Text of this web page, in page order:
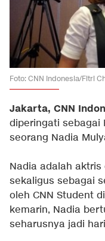
Foto: CNN Indonesia/Fitri
Jakarta, CNN
diperingati sebagai
seorang Nadia
Nadia adalah
sekaligus sebagai
oleh CNN Student
kemarin, Nadia
seharusnya jadi